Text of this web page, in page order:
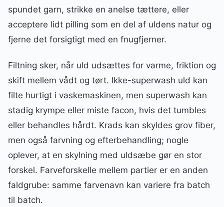
spundet garn, strikke en anelse tættere, eller
acceptere lidt pilling som en del af uldens natur og
fjerne det forsigtigt med en fnugfjerner.
Filtning sker, når uld udsættes for varme, friktion og
skift mellem vådt og tørt. Ikke-superwash uld kan
filte hurtigt i vaskemaskinen, men superwash kan
stadig krympe eller miste facon, hvis det tumbles
eller behandles hårdt. Krads kan skyldes grov fiber,
men også farvning og efterbehandling; nogle
oplever, at en skylning med uldsæbe gør en stor
forskel. Farveforskelle mellem partier er en anden
faldgrube: samme farvenavn kan variere fra batch
til batch.